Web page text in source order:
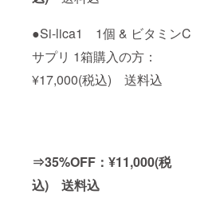
●Si-lica1 1個 & ビタミンC
サプリ 1箱購入の方：
¥17,000(税込) 送料込
⇒35%OFF：¥11,000(税
込) 送料込